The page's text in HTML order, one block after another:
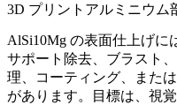
3D プリントアルミニウム
AlSi10Mg の表面仕上げに
サポート除去、ブラスト
理、コーティング、また
があります。目標は、視